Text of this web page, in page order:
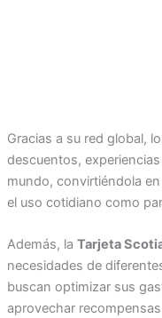
Gracias a su red global,
descuentos,
mundo, convirtiéndola
el uso cotidiano como
Además, la Tarjeta
necesidades de
buscan optimizar sus
aprovechar